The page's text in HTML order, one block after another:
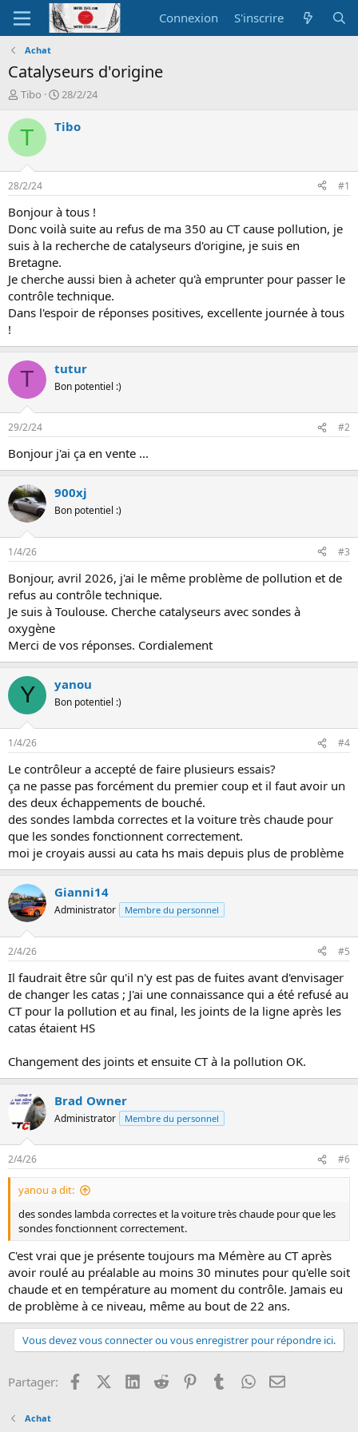
Connexion S'inscrire
Achat
Catalyseurs d'origine
A
t
e
r
d
e
l
d
i
s
c
u
s
n
Tibo
D
t
é
b
u
t
28/2/24
T Tibo
28/2/24 #1
Bonjour à tous !
Donc voilà suite au refus de ma 350 au CT cause pollution, je
suis à la recherche de catalyseurs d'origine, je suis en
Bretagne.
Je cherche aussi bien à acheter qu'à emprunter pour passer le
contrôle technique.
Dans l'espoir de réponses positives, excellente journée à tous
!
T tutur
Bon potentiel :)
29/2/24 #2
Bonjour j'ai ça en vente ...
900xj
Bon potentiel :)
1/4/26 #3
Bonjour, avril 2026, j'ai le même problème de pollution et de
refus au contrôle technique.
Je suis à Toulouse. Cherche catalyseurs avec sondes à
oxygène
Merci de vos réponses. Cordialement
Y yanou
Bon potentiel :)
1/4/26 #4
Le contrôleur a accepté de faire plusieurs essais?
ça ne passe pas forcément du premier coup et il faut avoir un
des deux échappements de bouché.
des sondes lambda correctes et la voiture très chaude pour
que les sondes fonctionnent correctement.
moi je croyais aussi au cata hs mais depuis plus de problème
Gianni14
Administrator Membre du personnel
2/4/26 #5
Il faudrait être sûr qu'il n'y est pas de fuites avant d'envisager
de changer les catas ; J'ai une connaissance qui a été refusé au
CT pour la pollution et au final, les joints de la ligne après les
catas étaient HS
Changement des joints et ensuite CT à la pollution OK.
Brad Owner
Administrator Membre du personnel
2/4/26 #6
yanou a dit:
des sondes lambda correctes et la voiture très chaude pour que les
sondes fonctionnent correctement.
C'est vrai que je présente toujours ma Mémère au CT après
avoir roulé au préalable au moins 30 minutes pour qu'elle soit
chaude et en température au moment du contrôle. Jamais eu
de problème à ce niveau, même au bout de 22 ans.
Vous devez vous connecter ou vous enregistrer pour répondre ici.
Partager: FacebookX (Twitter)
LinkedInReddit PinterestTumblrWhatsApp
Email
Achat